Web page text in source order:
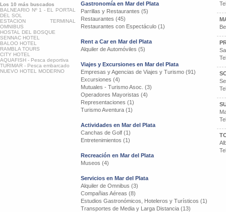
Los 10 más buscados
BALNEARIO Nº 1 - EL PORTAL
DEL SOL
ESTACION TERMINAL
OMNIBUS
HOSTAL DEL BOSQUE
SENNAC HOTEL
BALOO HOTEL
RAMBLA TOURS
CITY HOTEL
AQUAFISH - Pesca deportiva
TURIMAR - Pesca embarcado
NUEVO HOTEL MODERNO
Gastronomía en Mar del Plata
Parrillas y Restaurantes (5)
Restaurantes (45)
Restaurantes con Espectáculo (1)
Rent a Car en Mar del Plata
Alquiler de Automóviles (5)
Viajes y Excursiones en Mar del Plata
Empresas y Agencias de Viajes y Turismo (91)
Excursiones (4)
Mutuales - Turismo Asoc. (3)
Operadores Mayoristas (4)
Representaciones (1)
Turismo Aventura (1)
Actividades en Mar del Plata
Canchas de Golf (1)
Entretenimientos (1)
Recreación en Mar del Plata
Museos (4)
Servicios en Mar del Plata
Alquiler de Omnibus (3)
Compañias Aéreas (8)
Estudios Gastronómicos, Hoteleros y Turísticos (1)
Transportes de Media y Larga Distancia (13)